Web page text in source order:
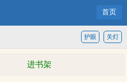
首页
关灯
护眼
进书架